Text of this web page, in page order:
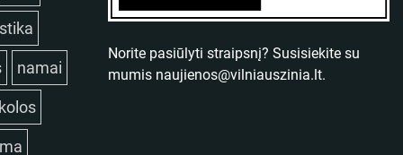
namai
Norite pasiūlyti straipsnį? Susisiekite su
mumis naujienos@vilniauszinia.lt.